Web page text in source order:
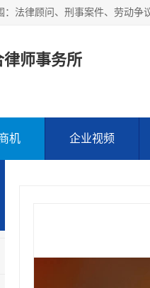
律师事务所
机 企业视频